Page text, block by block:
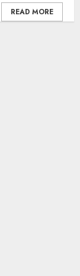
READ MORE